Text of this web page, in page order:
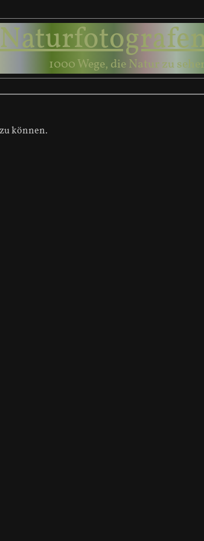
1000 Wege, die Natur zu
können.